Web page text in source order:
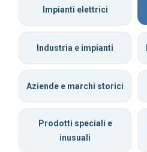
Impianti elettrici
Industria e impianti
Aziende e marchi storici
Prodotti speciali e
inusuali